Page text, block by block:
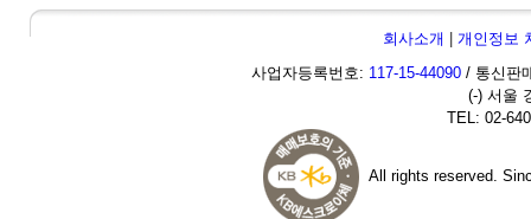
회사소개
개인정보
사업자등록번호: 117-15-44090/ 통신판
(-) 서울
TEL: 02-
All rights reserved.